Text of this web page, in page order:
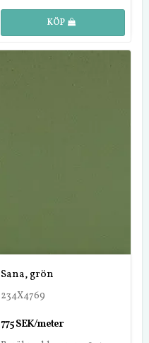
KÖP
Sana, grön
234X4769
775 SEK/meter